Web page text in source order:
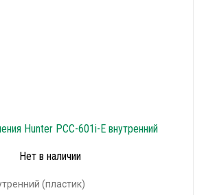
Hunter PCC-601i-E внутренний
Нет в наличии
(пластик)